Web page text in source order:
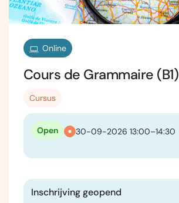
Online
Cours de Grammaire (B1)
Cursus
30-09-2026 13:00–14:30
Open
Inschrijving geopend